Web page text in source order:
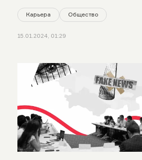
Карьера Общество
15.01.2024, 01:29